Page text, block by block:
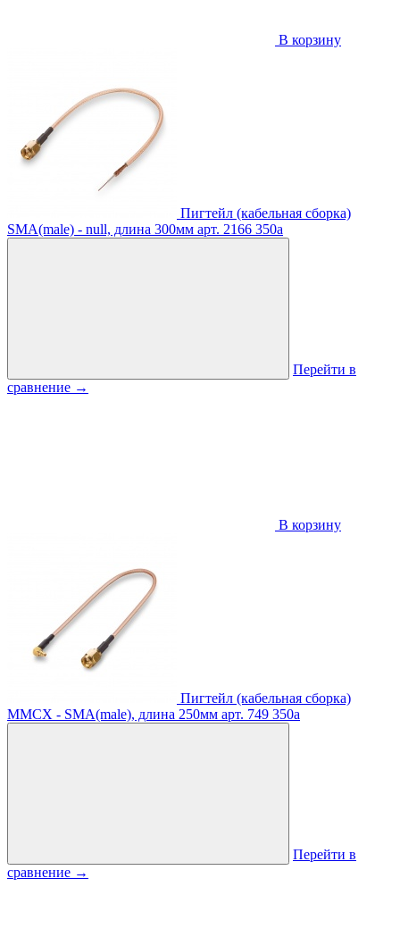
В корзину
Пигтейл (кабельная сборка)
SMA(male) - null, длина 300мм арт. 2166 350a
Перейти в
сравнение →
В корзину
Пигтейл (кабельная сборка)
MMCX - SMA(male), длина 250мм арт. 749 350a
Перейти в
сравнение →